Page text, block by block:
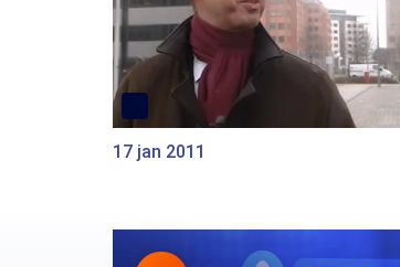
17 jan 2011